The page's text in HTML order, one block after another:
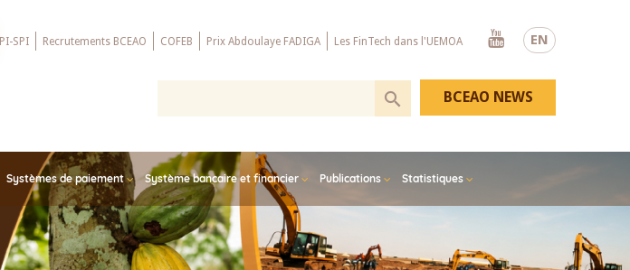
EN
PI-SPI Recrutements BCEAO COFEB Prix Abdoulaye FADIGA Les FinTech dans l'UEMOA
Youtube
Systèmes de paiement Système bancaire et financier Publications Statistiques
BCEAO NEWS